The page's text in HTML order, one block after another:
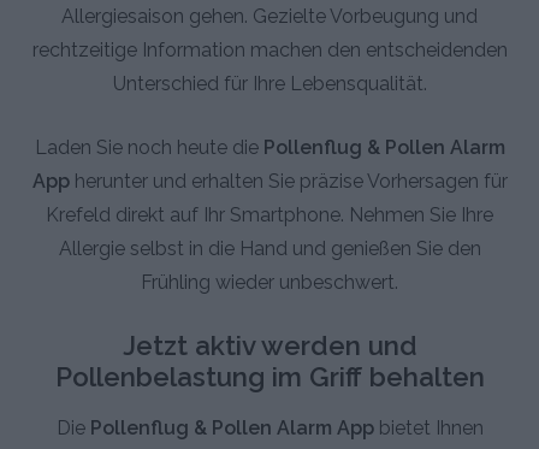
Allergiesaison gehen. Gezielte Vorbeugung und
rechtzeitige Information machen den entscheidenden
Unterschied für Ihre Lebensqualität.
Laden Sie noch heute die Pollenflug & Pollen Alarm
Appherunter und erhalten Sie präzise Vorhersagen für
Krefeld direkt auf Ihr Smartphone. Nehmen Sie Ihre
Allergie selbst in die Hand und genießen Sie den
Frühling wieder unbeschwert.
Jetzt aktiv werden und
Pollenbelastung im Griff behalten
Die Pollenflug & Pollen Alarm Appbietet Ihnen